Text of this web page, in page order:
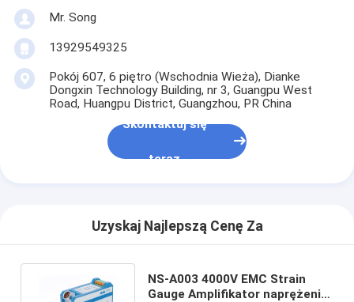
Mr. Song
13929549325
Pokój 607, 6 piętro (Wschodnia Wieża), Dianke
Dongxin Technology Building, nr 3, Guangpu West
Road, Huangpu District, Guangzhou, PR China
Skontaktuj się
teraz
Uzyskaj Najlepszą Cenę Za
NS-A003 4000V EMC Strain
Gauge Amplifikator naprężenia